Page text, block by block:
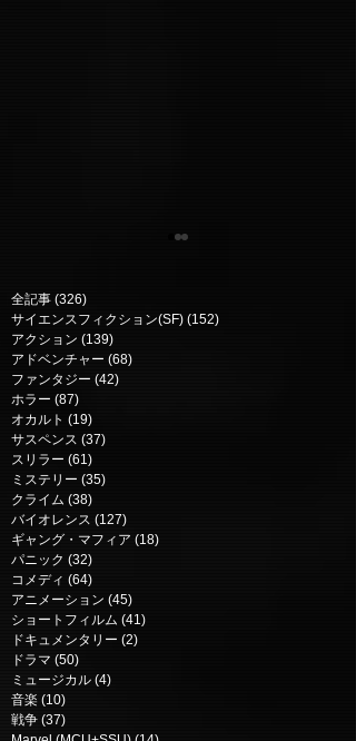
誕生日シンドローム |
Twenty Something
(2021)
全記事 (326)
サイエンスフィクション(SF) (152)
アクション (139)
アドベンチャー (68)
ファンタジー (42)
ホラー (87)
オカルト (19)
サスペンス (37)
スリラー (61)
ミステリー (35)
クライム (38)
バイオレンス (127)
ギャング・マフィア (18)
パニック (32)
コメディ (64)
アニメーション (45)
ショートフィルム (41)
ドキュメンタリー (2)
ドラマ (50)
ミュージカル (4)
音楽 (10)
戦争 (37)